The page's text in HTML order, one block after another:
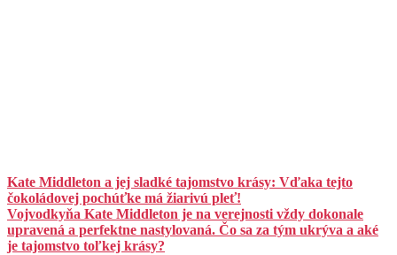
Kate Middleton a jej sladké tajomstvo krásy: Vďaka tejto
čokoládovej pochúťke má žiarivú pleť!
Vojvodkyňa Kate Middleton je na verejnosti vždy dokonale
upravená a perfektne nastylovaná. Čo sa za tým ukrýva a aké
je tajomstvo toľkej krásy?